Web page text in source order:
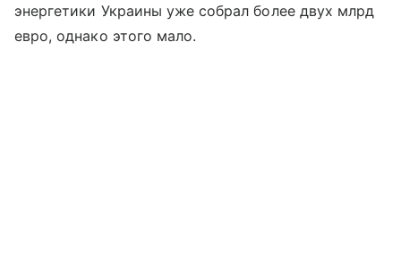
энергетики Украины уже собрал более двух млрд
евро, однако этого мало.